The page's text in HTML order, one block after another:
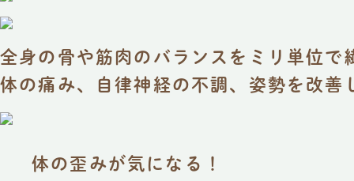
全身の骨や筋肉のバランスをミリ単位
体の痛み、自律神経の不調、姿勢を改善
体の歪みが気になる！